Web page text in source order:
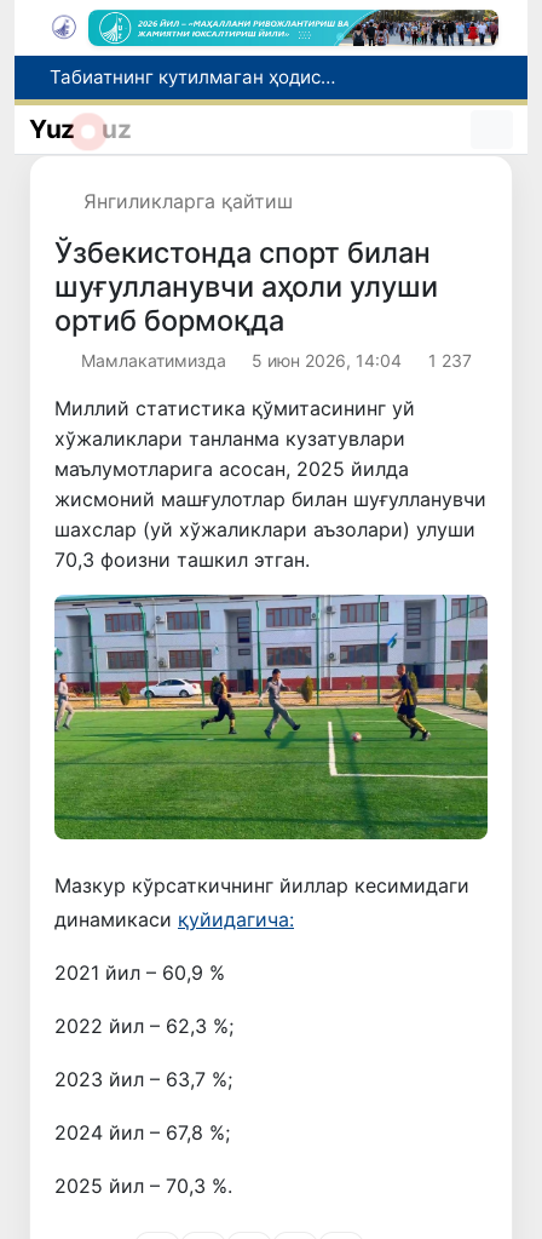
Олимлар Қуёш юзасининг энг аниқ тасвирларини эълон қилишди
Бош консулхона кўмагида инсультга чалинган ҳамюртимиз Олмаотадан юртимизга қайтарилди
Yuz uz
Янгиликларга қайтиш
Ўзбекистонда спорт билан
шуғулланувчи аҳоли улуши
ортиб бормоқда
Мамлакатимизда 5 июн 2026, 14:04 1 237
Миллий статистика қўмитасининг уй
хўжаликлари танланма кузатувлари
маълумотларига асосан, 2025 йилда
жисмоний машғулотлар билан шуғулланувчи
шахслар (уй хўжаликлари аъзолари) улуши
70,3 фоизни ташкил этган.
Мазкур кўрсаткичнинг йиллар кесимидаги
динамикаси қуйидагича:
2021 йил – 60,9 %
2022 йил – 62,3 %;
2023 йил – 63,7 %;
2024 йил – 67,8 %;
2025 йил – 70,3 %.